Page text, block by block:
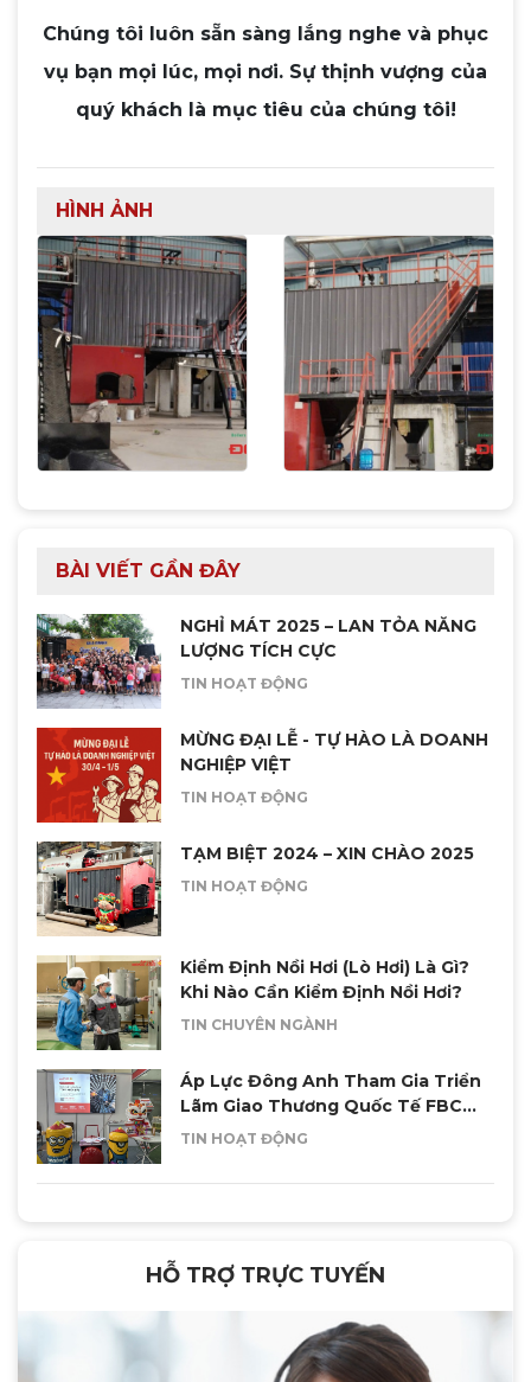
Chúng tôi luôn sẵn sàng lắng nghe và phục
vụ bạn mọi lúc, mọi nơi. Sự thịnh vượng của
quý khách là mục tiêu của chúng tôi!
HÌNH ẢNH
BÀI VIẾT GẦN ĐÂY
NGHỈ MÁT 2025 – LAN TỎA NĂNG
LƯỢNG TÍCH CỰC
TIN HOẠT ĐỘNG
MỪNG ĐẠI LỄ - TỰ HÀO LÀ DOANH
NGHIỆP VIỆT
TIN HOẠT ĐỘNG
TẠM BIỆT 2024 – XIN CHÀO 2025
TIN HOẠT ĐỘNG
Kiểm Định Nồi Hơi (Lò Hơi) Là Gì?
Khi Nào Cần Kiểm Định Nồi Hơi?
TIN CHUYÊN NGÀNH
Áp Lực Đông Anh Tham Gia Triển
Lãm Giao Thương Quốc Tế FBC
ASEAN 2024
TIN HOẠT ĐỘNG
HỖ TRỢ TRỰC TUYẾN